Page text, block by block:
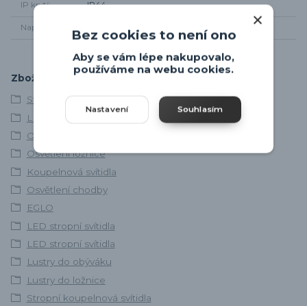
IP krytí IP44
Napájení
Zboží zařazeno v kategoriích
Stropní svítidla
LED svítidla
Osvětlení obývacího pokoje
Osvětlení ložnice
Koupelnová svítidla
Osvětlení chodby
EGLO
LED stropní svítidla
LED stropní svítidla
Lustry do obýváku
Lustry do ložnice
Stropní koupelnová svítidla
Bez cookies to není ono
Aby se vám lépe nakupovalo,
používáme na webu cookies.
Nastavení Souhlasím